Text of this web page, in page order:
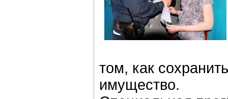
том, как
имущество.